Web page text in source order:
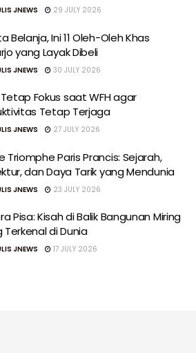
JNEWS 29 JULY 2026
Belanja, Ini 11 Oleh-Oleh Khas
yang Layak Dibeli
JNEWS 30 JULY 2026
Fokus saat WFH agar
Tetap Terjaga
JNEWS 27 JULY 2026
Triomphe Paris Prancis: Sejarah,
dan Daya Tarik yang Mendunia
JNEWS 23 JULY 2026
Pisa: Kisah di Balik Bangunan Miring
Terkenal di Dunia
JNEWS 17 JULY 2026